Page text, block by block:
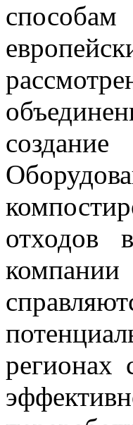
отходов
регионах